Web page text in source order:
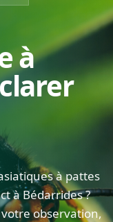
à
à pattes
à Bédarrides ?
observation,